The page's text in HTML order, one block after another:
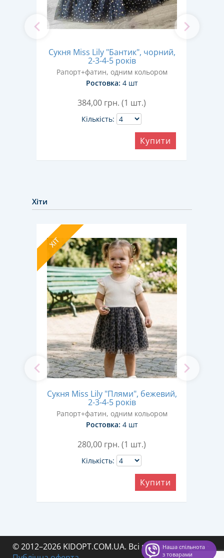
Сукня Miss Lily "Бантик", чорний,
2-3-4-5 років
Рапорт+фатин, одним кольором
Ростовка: 4 шт
384,00 грн. (1 шт.)
Кількість:
Купити
Хіти
ХІТ
Сукня Miss Lily "Плями", бежевий,
2-3-4-5 років
Рапорт+фатин, одним кольором
Ростовка: 4 шт
280,00 грн. (1 шт.)
Кількість:
Купити
© 2012–2026 KIDOPT.COM.UA. Всі права захищені.
Наша спільнота
з товарами